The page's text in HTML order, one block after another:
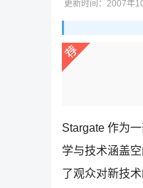
更新时间：2007年
Stargate 作为
学与技术涵盖
了观众对新技